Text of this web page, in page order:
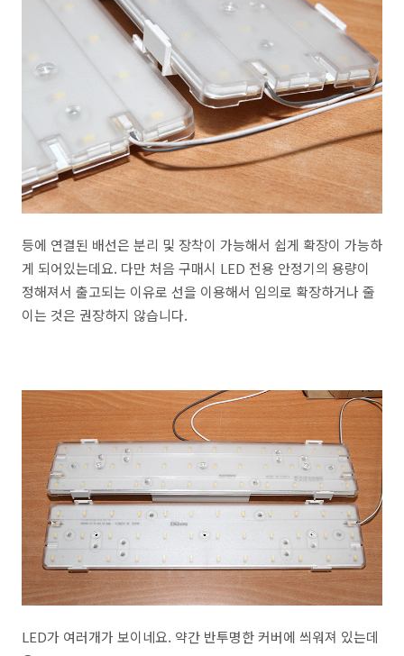
등에 연결된 배선은 분리 및 장착이 가능해서 쉽게 확장이 가능하
게 되어있는데요. 다만 처음 구매시 LED 전용 안정기의 용량이
정해져서 출고되는 이유로 선을 이용해서 임의로 확장하거나 줄
이는 것은 권장하지 않습니다.
LED가 여러개가 보이네요. 약간 반투명한 커버에 씌워져 있는데